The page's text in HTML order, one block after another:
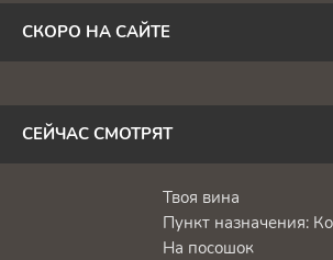
СКОРО НА САЙТЕ
СЕЙЧАС СМОТРЯТ
Твоя вина
Пункт назначения:
На посошок